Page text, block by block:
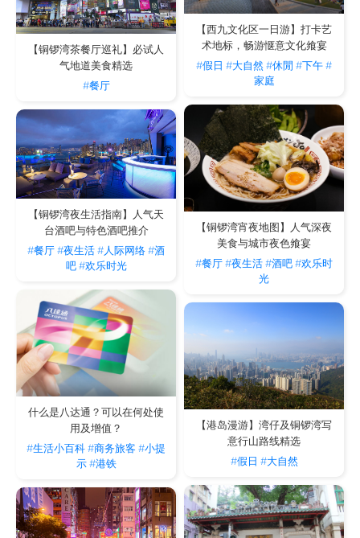
【西九文化区一日游】打卡艺
术地标，畅游惬意文化飨宴
#假日 #大自然#休閒 #下午#
家庭
【铜锣湾茶餐厅巡礼】必试人
气地道美食精选
#餐厅
【铜锣湾宵夜地图】人气深夜
美食与城市夜色飨宴
#餐厅#夜生活#酒吧#欢乐时
光
【铜锣湾夜生活指南】人气天
台酒吧与特色酒吧推介
#餐厅#夜生活#人际网络#酒
吧 #欢乐时光
什么是八达通？可以在何处使
用及增值？
#生活小百科#商务旅客 #小提
示 #港铁
【港岛漫游】湾仔及铜锣湾写
意行山路线精选
#假日 #大自然